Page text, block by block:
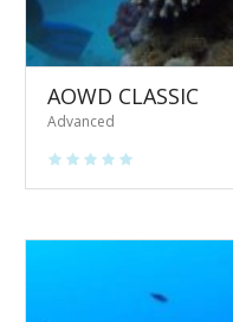
AOWD CLASSIC
Advanced